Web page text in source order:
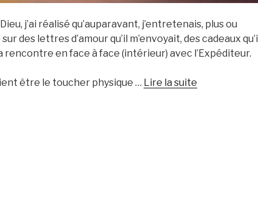
j’ai réalisé qu’auparavant, j’entretenais, plus ou
des lettres d’amour qu’il m’envoyait, des cadeaux qu’il
rencontre en face à face (intérieur) avec l’Expéditeur.
être le toucher physique … Lire la suite